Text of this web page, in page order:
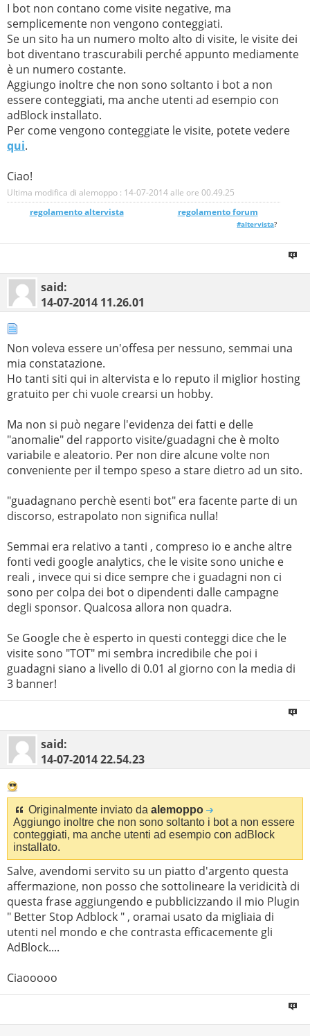
I bot non contano come visite negative, ma
semplicemente non vengono conteggiati.
Se un sito ha un numero molto alto di visite, le visite dei
bot diventano trascurabili perché appunto mediamente
è un numero costante.
Aggiungo inoltre che non sono soltanto i bot a non
essere conteggiati, ma anche utenti ad esempio con
adBlock installato.
Per come vengono conteggiate le visite, potete vedere
qui.
Ciao!
Ultima modifica di alemoppo : 14-07-2014 alle ore 00.49.25
regolamento altervista_______________ regolamento forum
#altervista?
said:
14-07-2014 11.26.01
Non voleva essere un'offesa per nessuno, semmai una
mia constatazione.
Ho tanti siti qui in altervista e lo reputo il miglior hosting
gratuito per chi vuole crearsi un hobby.
Ma non si può negare l'evidenza dei fatti e delle
"anomalie" del rapporto visite/guadagni che è molto
variabile e aleatorio. Per non dire alcune volte non
conveniente per il tempo speso a stare dietro ad un sito.
"guadagnano perchè esenti bot" era facente parte di un
discorso, estrapolato non significa nulla!
Semmai era relativo a tanti , compreso io e anche altre
fonti vedi google analytics, che le visite sono uniche e
reali , invece qui si dice sempre che i guadagni non ci
sono per colpa dei bot o dipendenti dalle campagne
degli sponsor. Qualcosa allora non quadra.
Se Google che è esperto in questi conteggi dice che le
visite sono "TOT" mi sembra incredibile che poi i
guadagni siano a livello di 0.01 al giorno con la media di
3 banner!
said:
14-07-201422.54.23
Originalmente inviato da alemoppo
Aggiungo inoltre che non sono soltanto i bot a non essere
conteggiati, ma anche utenti ad esempio con adBlock
installato.
Salve, avendomi servito su un piatto d'argento questa
affermazione, non posso che sottolineare la veridicità di
questa frase aggiungendo e pubblicizzando il mio Plugin
" Better Stop Adblock " , oramai usato da migliaia di
utenti nel mondo e che contrasta efficacemente gli
AdBlock....
Ciaooooo